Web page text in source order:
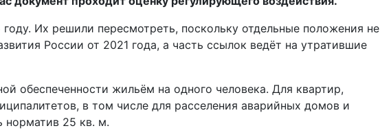
Их решили пересмотреть, поскольку отдельные положения не
России от 2021 года, а часть ссылок ведёт на утратившие
обеспеченности жильём на одного человека. Для квартир,
в том числе для расселения аварийных домов и
норматив 25 кв. м.